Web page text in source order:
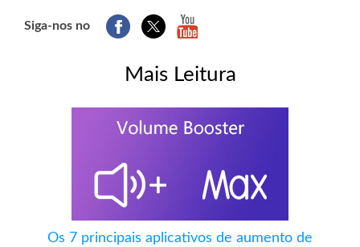
Siga-nos no
Mais Leitura
Os 7 principais aplicativos de aumento de